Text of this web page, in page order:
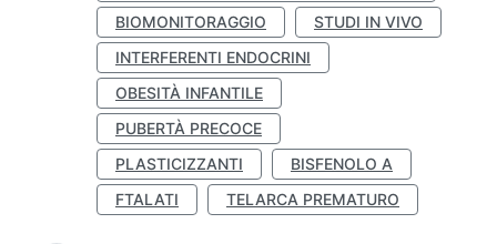
BIOMONITORAGGIO
STUDI IN VIVO
INTERFERENTI ENDOCRINI
OBESITÀ INFANTILE
PUBERTÀ PRECOCE
PLASTICIZZANTI
BISFENOLO A
FTALATI
TELARCA PREMATURO